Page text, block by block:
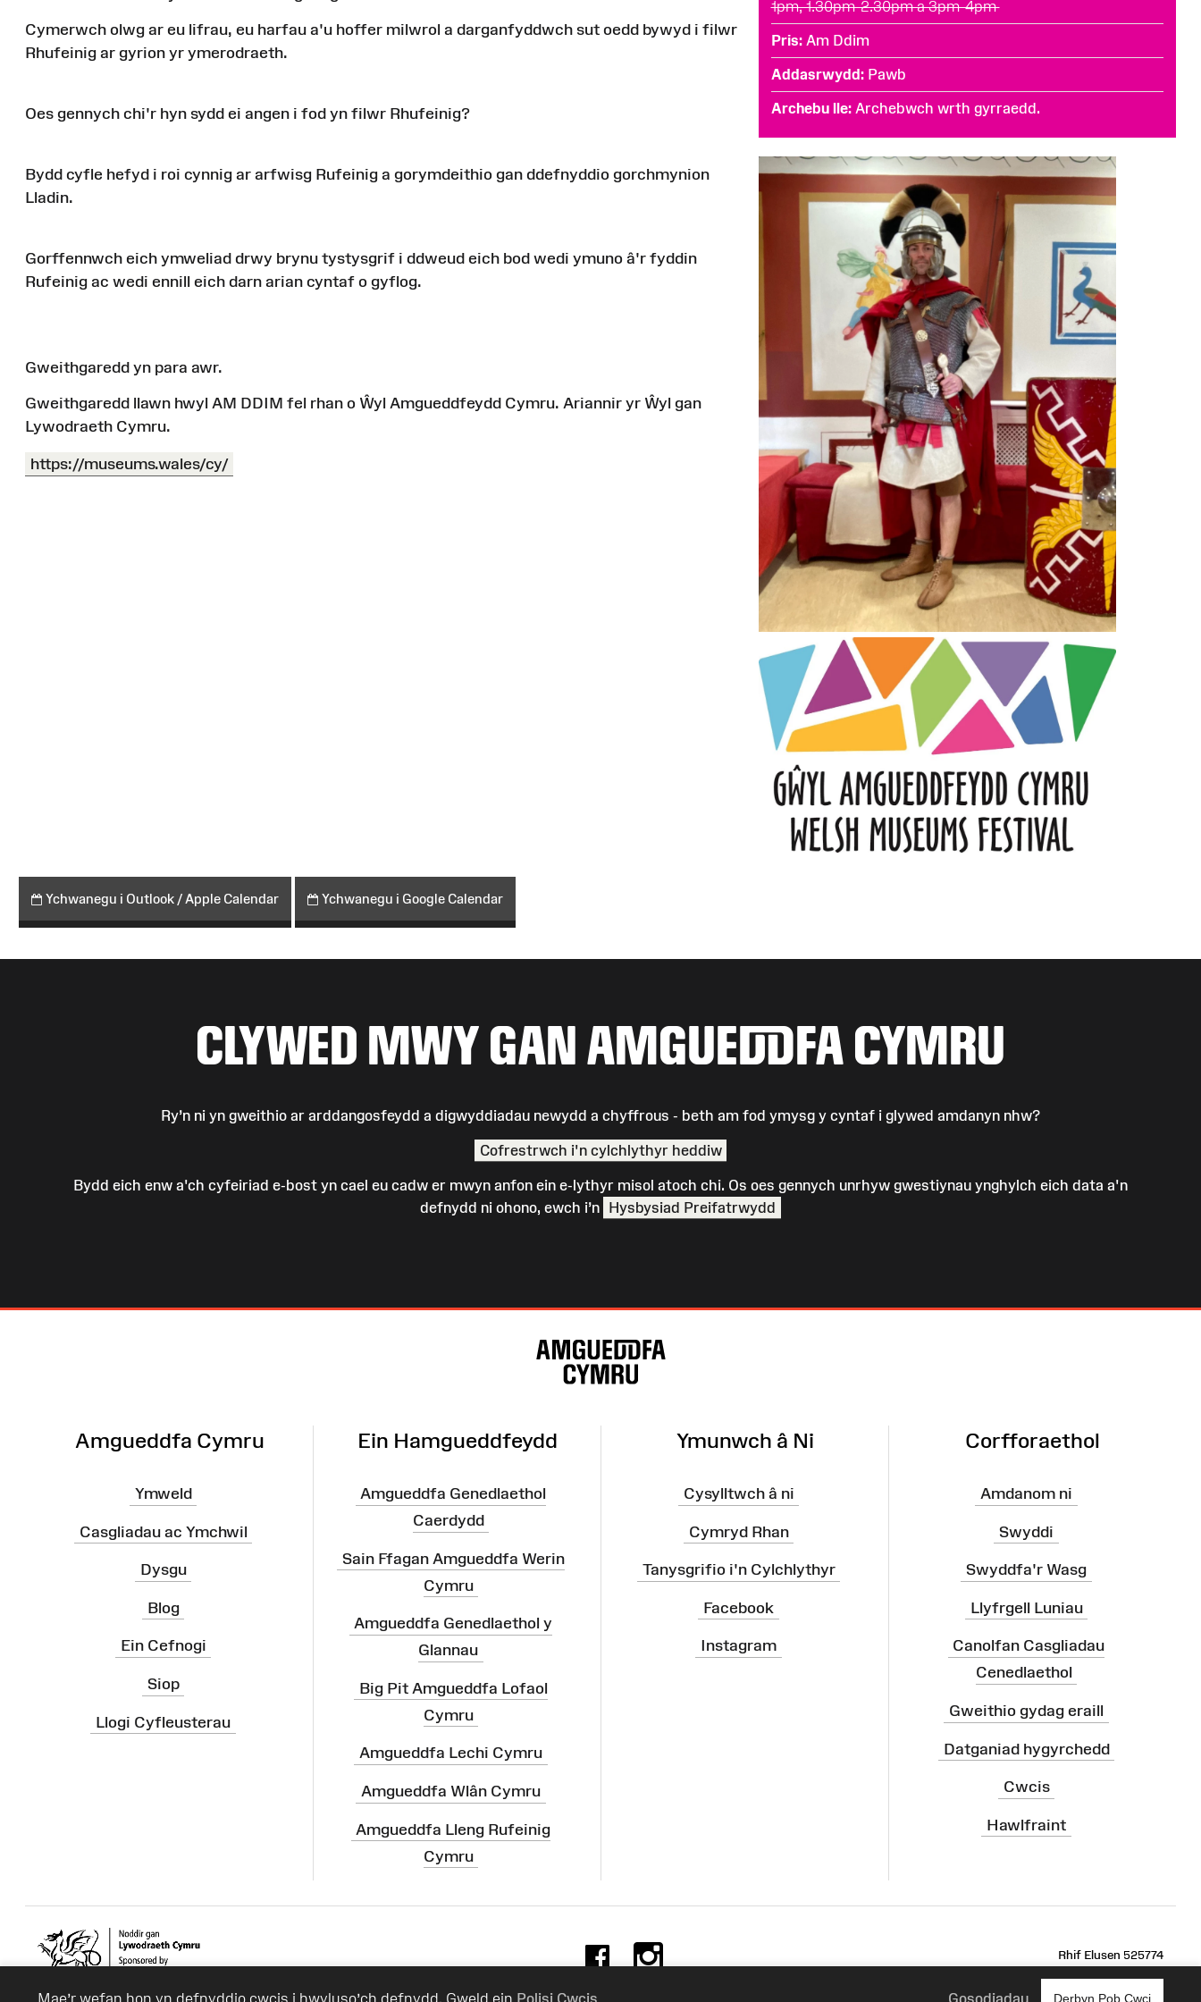
Mae’r wefan hon yn defnyddio cwcis i hwyluso’ch defnydd. Gweld ein Polisi Cwcis Gosodiadau Derbyn Pob Cwci
Cymerwch olwg ar eu lifrau, eu harfau a'u hoffer milwrol a darganfyddwch sut oedd bywyd i filwr
Rhufeinig ar gyrion yr ymerodraeth.
Oes gennych chi'r hyn sydd ei angen i fod yn filwr Rhufeinig?
Bydd cyfle hefyd i roi cynnig ar arfwisg Rufeinig a gorymdeithio gan ddefnyddio gorchmynion
Lladin.
Gorffennwch eich ymweliad drwy brynu tystysgrif i ddweud eich bod wedi ymuno â'r fyddin
Rufeinig ac wedi ennill eich darn arian cyntaf o gyflog.
Gweithgaredd yn para awr.
Gweithgaredd llawn hwyl AM DDIM fel rhan o Ŵyl Amgueddfeydd Cymru. Ariannir yr Ŵyl gan
Lywodraeth Cymru.
https://museums.wales/cy/
1pm, 1.30pm-2.30pm a 3pm-4pm
Pris Am Ddim
Addasrwydd Pawb
Archebu lle Archebwch wrth gyrraedd.
Ychwanegu i Outlook / Apple Calendar Ychwanegu i Google Calendar
CLYWED MWY GAN AMGUEDDFA CYMRU
Ry’n ni yn gweithio ar arddangosfeydd a digwyddiadau newydd a chyffrous - beth am fod ymysg y cyntaf i glywed amdanyn nhw?
Cofrestrwch i'n cylchlythyr heddiw
Bydd eich enw a'ch cyfeiriad e-bost yn cael eu cadw er mwyn anfon ein e-lythyr misol atoch chi. Os oes gennych unrhyw gwestiynau ynghylch eich data a'n
defnydd ni ohono, ewch i’n
Hysbysiad Preifatrwydd
Amgueddfa Cymru
Ymweld
Casgliadau ac Ymchwil
Dysgu
Blog
Ein Cefnogi
Siop
Llogi Cyfleusterau
Ein Hamgueddfeydd
Amgueddfa Genedlaethol
Caerdydd
Sain Ffagan Amgueddfa Werin
Cymru
Amgueddfa Genedlaethol y
Glannau
Big Pit Amgueddfa Lofaol
Cymru
Amgueddfa Lechi Cymru
Amgueddfa Wlân Cymru
Amgueddfa Lleng Rufeinig
Cymru
Ymunwch â Ni
Cysylltwch â ni
Cymryd Rhan
Tanysgrifio i'n Cylchlythyr
Facebook
Instagram
Corfforaethol
Amdanom ni
Swyddi
Swyddfa'r Wasg
Llyfrgell Luniau
Canolfan Casgliadau
Cenedlaethol
Gweithio gydag eraill
Datganiad hygyrchedd
Cwcis
Hawlfraint
Facebook Rhif Elusen 525774